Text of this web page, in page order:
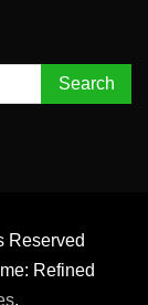
Reserved
Refined
.